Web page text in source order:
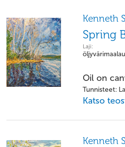
Kenneth
Spring
Laji:
Oil on
Tunnisteet:
Katso
Kenneth